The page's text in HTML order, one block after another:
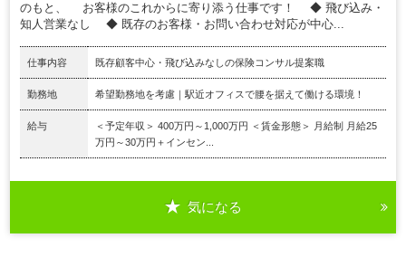
のもと、 お客様のこれからに寄り添う仕事です！ ◆ 飛び込み・
知人営業なし ◆ 既存のお客様・お問い合わせ対応が中心...
仕事内容 既存顧客中心・飛び込みなしの保険コンサル提案職
勤務地 希望勤務地を考慮｜駅近オフィスで腰を据えて働ける環境！
給与
＜予定年収＞ 400万円～1,000万円 ＜賃金形態＞ 月給制 月給25
万円～30万円＋インセン...
気になる